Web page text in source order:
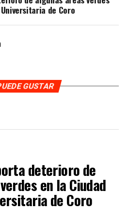
de Coro
GUSTAR
deterioro de
en la Ciudad
de Coro